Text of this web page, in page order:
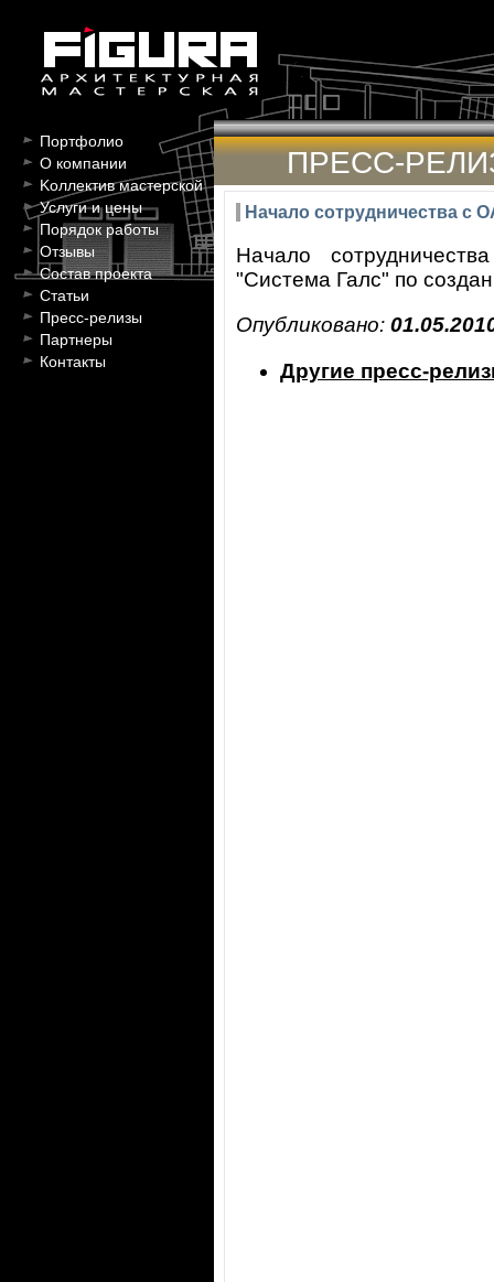
Портфолио
О компании
Kоллектив мастерской
Услуги и цены
Порядок работы
Отзывы
Состав проекта
Статьи
Пресс-релизы
Партнеры
Контакты
ПРЕСС-
Начало сотрудничества с
Начало
"Система Галс" по
Опубликовано:
Другие пресс-